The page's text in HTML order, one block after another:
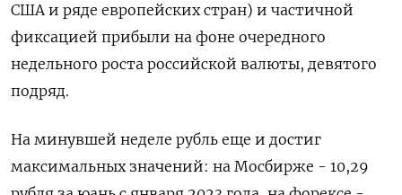
США и ряде европейских стран) и частичной
фиксацией прибыли на фоне очередного
‌недельного роста российской валюты, девятого
подряд.
На минувшей неделе рубль еще и достиг
максимальных значений: на Мосбирже - 10,29